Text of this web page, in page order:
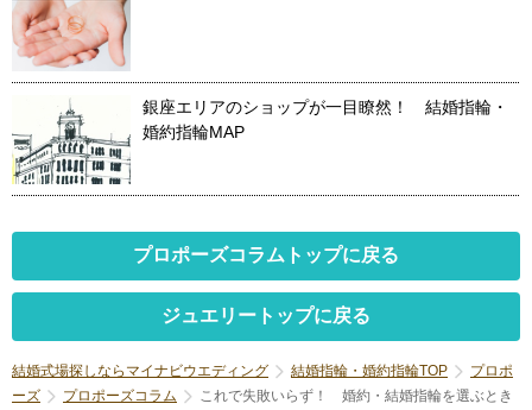
銀座エリアのショップが一目瞭然！ 結婚指輪・
婚約指輪MAP
プロポーズコラムトップに戻る
ジュエリートップに戻る
結婚式場探しならマイナビウエディング 結婚指輪・婚約指輪TOP
プロポ
ーズ
プロポーズコラム
これで失敗いらず！ 婚約・結婚指輪を選ぶとき